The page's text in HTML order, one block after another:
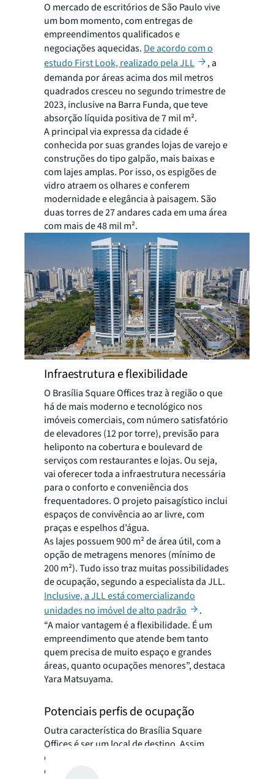
O mercado de escritórios de São Paulo vive
um bom momento, com entregas de
empreendimentos qualificados e
negociações aquecidas. De acordo com o
estudo First Look, realizado pela JLL
, a
demanda por áreas acima dos mil metros
quadrados cresceu no segundo trimestre de
2023, inclusive na Barra Funda, que teve
absorção líquida positiva de 7 mil m².
A principal via expressa da cidade é
conhecida por suas grandes lojas de varejo e
construções do tipo galpão, mais baixas e
com lajes amplas. Por isso, os espigões de
vidro atraem os olhares e conferem
modernidade e elegância à paisagem. São
duas torres de 27 andares cada em uma área
com mais de 48 mil m².
Infraestrutura e flexibilidade
O Brasília Square Offices traz à região o que
há de mais moderno e tecnológico nos
imóveis comerciais, com número satisfatório
de elevadores (12 por torre), previsão para
heliponto na cobertura e boulevard de
serviços com restaurantes e lojas. Ou seja,
vai oferecer toda a infraestrutura necessária
para o conforto e conveniência dos
frequentadores. O projeto paisagístico inclui
espaços de convivência ao ar livre, com
praças e espelhos d’água.
As lajes possuem 900 m² de área útil, com a
opção de metragens menores (mínimo de
200 m²). Tudo isso traz muitas possibilidades
de ocupação, segundo a especialista da JLL.
Inclusive, a JLL está comercializando
unidades no imóvel de alto padrão
.
“A maior vantagem é a flexibilidade. É um
empreendimento que atende bem tanto
quem precisa de muito espaço e grandes
áreas, quanto ocupações menores”, destaca
Yara Matsuyama.
Potenciais perfis de ocupação
Outra característica do Brasília Square
Offices é ser um local de destino. Assim,
operações como hospitais e demais serviços
de saúde (laboratórios, clínicas e